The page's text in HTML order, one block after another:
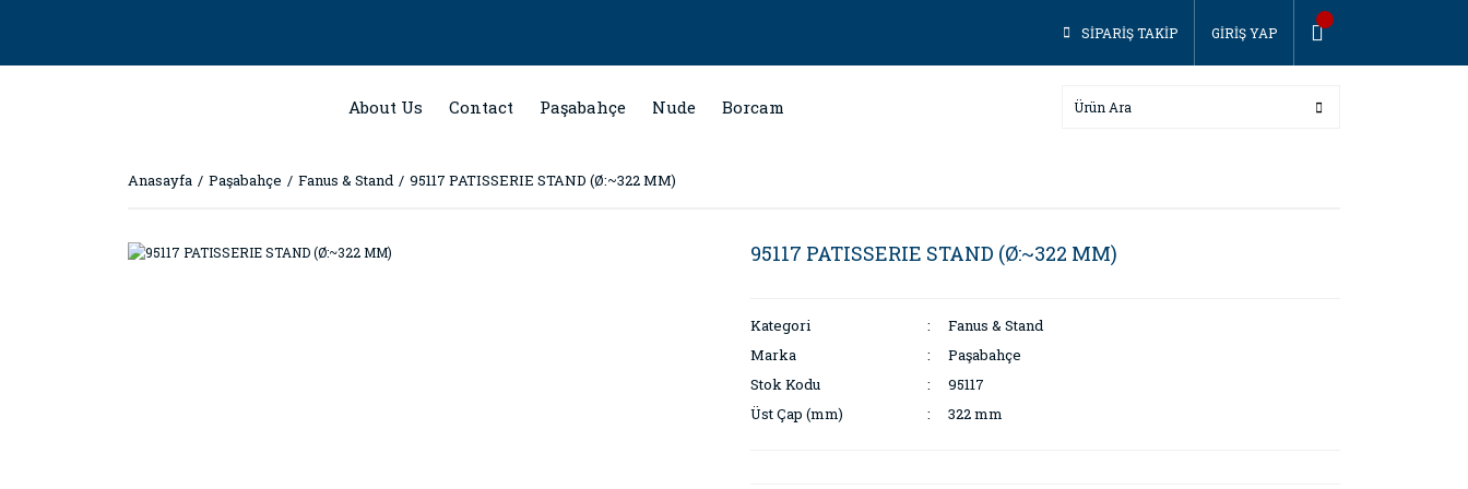
SİPARİŞ TAKİP GİRİŞ YAP
About Us Contact Paşabahçe Nude Borcam
Anasayfa Paşabahçe Fanus & Stand 95117 PATISSERIE STAND (Ø:~322 MM)
95117 PATISSERIE STAND (Ø:~322 MM)
Kategori
Fanus & Stand
Marka
Paşabahçe
Stok Kodu
95117
Üst Çap (mm)
322 mm